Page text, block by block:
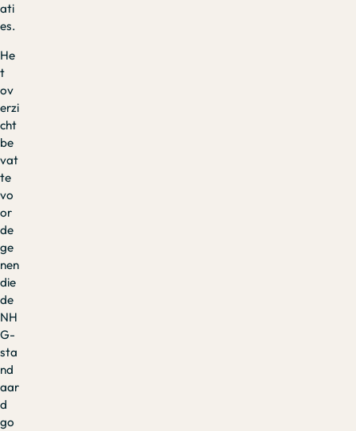
ati
es.
He
t
ov
erzi
cht
be
vat
te
vo
or
de
ge
nen
die
de
NH
G-
sta
nd
aar
d
go